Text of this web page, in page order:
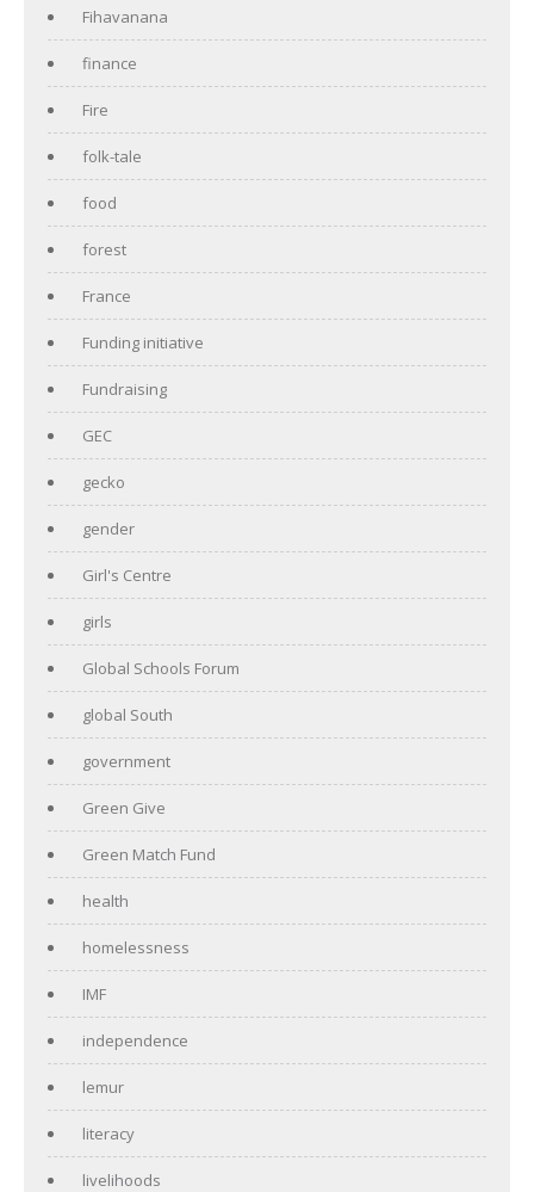
Fihavanana
finance
Fire
folk-tale
food
forest
France
Funding initiative
Fundraising
GEC
gecko
gender
Girl's Centre
girls
Global Schools Forum
global South
government
Green Give
Green Match Fund
health
homelessness
IMF
independence
lemur
literacy
livelihoods